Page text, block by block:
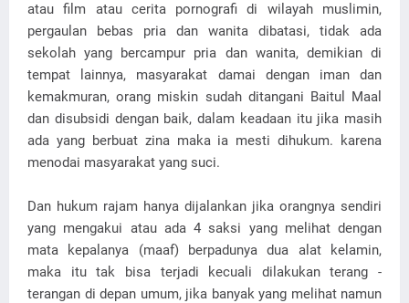
atau film atau cerita pornografi di wilayah muslimin,
pergaulan bebas pria dan wanita dibatasi, tidak ada
sekolah yang bercampur pria dan wanita, demikian di
tempat lainnya, masyarakat damai dengan iman dan
kemakmuran, orang miskin sudah ditangani Baitul Maal
dan disubsidi dengan baik, dalam keadaan itu jika masih
ada yang berbuat zina maka ia mesti dihukum. karena
menodai masyarakat yang suci.
Dan hukum rajam hanya dijalankan jika orangnya sendiri
yang mengakui atau ada 4 saksi yang melihat dengan
mata kepalanya (maaf) berpadunya dua alat kelamin,
maka itu tak bisa terjadi kecuali dilakukan terang -
terangan di depan umum, jika banyak yang melihat namun